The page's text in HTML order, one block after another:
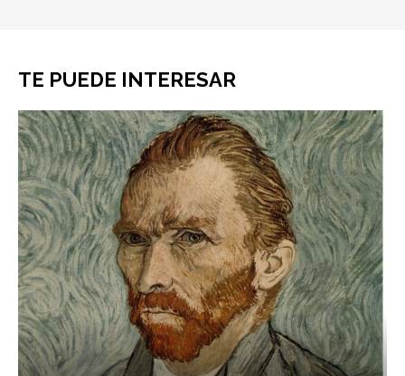
TE PUEDE INTERESAR